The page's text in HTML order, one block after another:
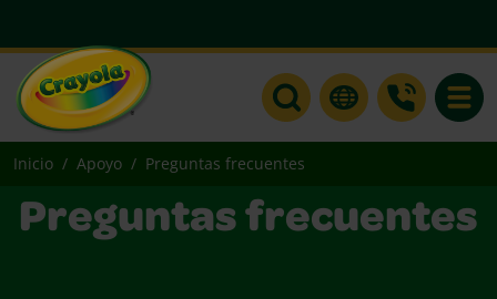
Inicio Apoyo Preguntas frecuentes
Preguntas frecuentes